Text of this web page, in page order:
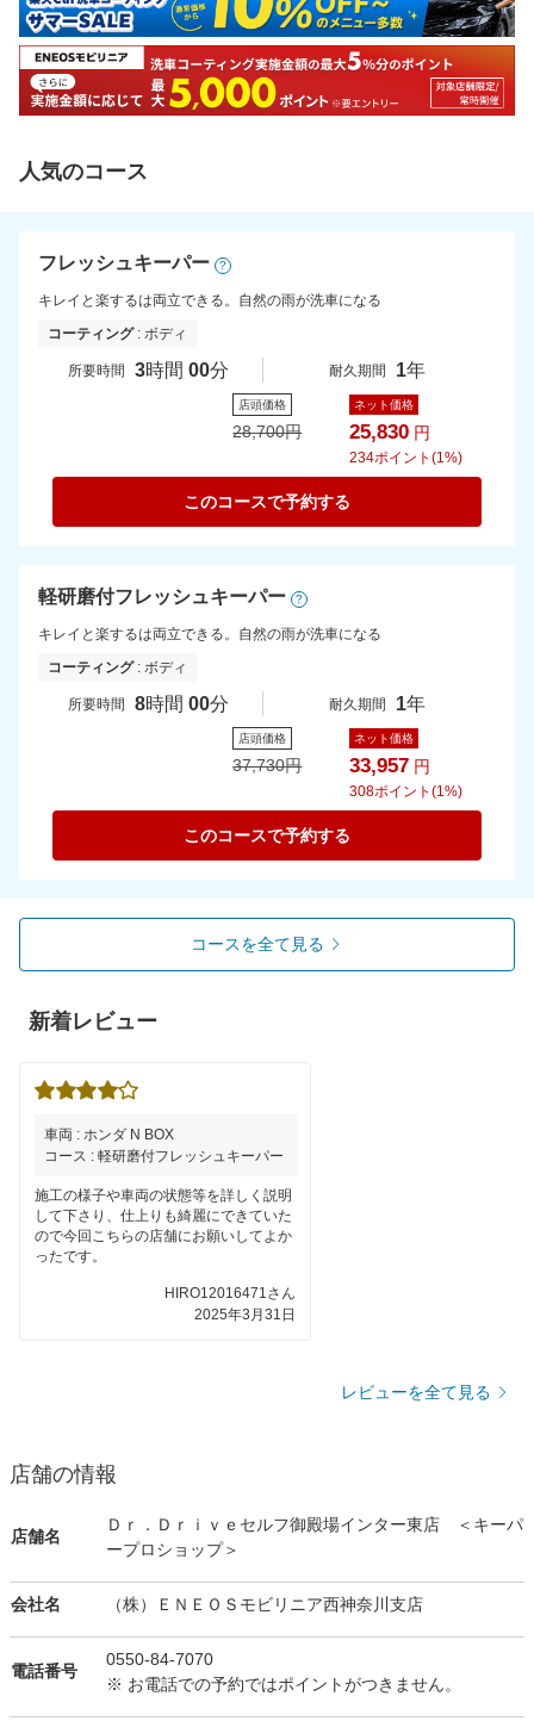
人気のコース
フレッシュキーパー ?
キレイと楽するは両立できる。自然の雨が洗車になる
コーティング: ボディ
所要時間 3時間 00分 耐久期間 1年
店頭価格
28,700円
ネット価格
25,830 円
234ポイント(1%)
このコースで予約する
軽研磨付フレッシュキーパー ?
キレイと楽するは両立できる。自然の雨が洗車になる
コーティング: ボディ
所要時間 8時間 00分 耐久期間 1年
店頭価格
37,730円
ネット価格
33,957 円
308ポイント(1%)
このコースで予約する
コースを全て見る
新着レビュー
車両 : ホンダ N BOX
コース : 軽研磨付フレッシュキーパー
施工の様子や車両の状態等を詳しく説明
して下さり、仕上りも綺麗にできていた
ので今回こちらの店舗にお願いしてよか
ったです。
HIRO12016471さん
2025年3月31日
レビューを全て見る
店舗の情報
店舗名
Ｄｒ．Ｄｒｉｖｅセルフ御殿場インター東店 ＜キーパ
ープロショップ＞
会社名 （株）ＥＮＥＯＳモビリニア西神奈川支店
電話番号
0550-84-7070
※ お電話での予約ではポイントがつきません。